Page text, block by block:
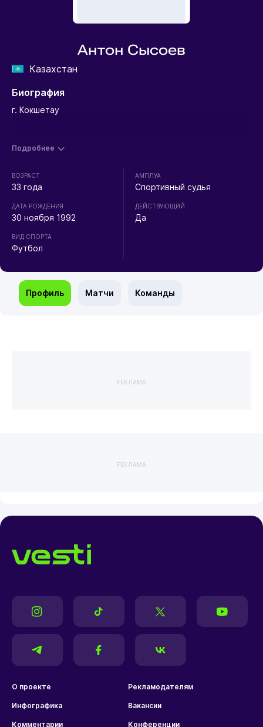
Антон Сысоев
Казахстан
Биография
г. Кокшетау
Подробнее
ВОЗРАСТ
33 года
ДАТА РОЖДЕНИЯ
30 ноября 1992
ВИД СПОРТА
Футбол
АМПЛУА
Спортивный судья
ДЕЙСТВУЮЩИЙ
Да
Профиль Матчи Команды
РЕКЛАМА
РЕКЛАМА
О проекте Рекламодателям
Инфографика Вакансии
Комментарии Конференции